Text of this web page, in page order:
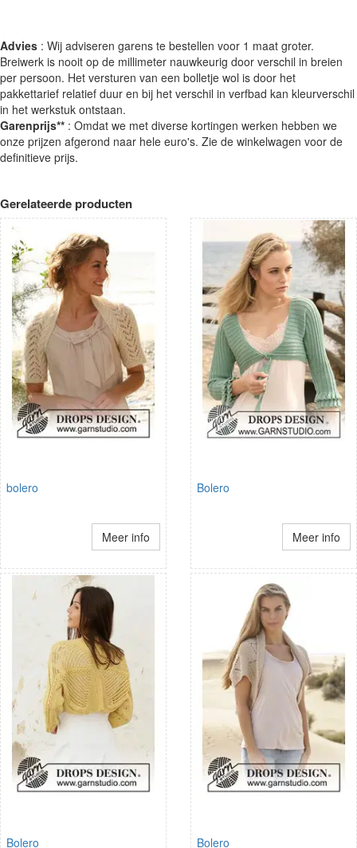
Advies : Wij adviseren garens te bestellen voor 1 maat groter.
Breiwerk is nooit op de millimeter nauwkeurig door verschil in breien
per persoon. Het versturen van een bolletje wol is door het
pakkettarief relatief duur en bij het verschil in verfbad kan kleurverschil
in het werkstuk ontstaan.
Garenprijs** : Omdat we met diverse kortingen werken hebben we
onze prijzen afgerond naar hele euro's. Zie de winkelwagen voor de
definitieve prijs.
Gerelateerde producten
bolero
Meer info
Bolero
Meer info
Bolero Bolero